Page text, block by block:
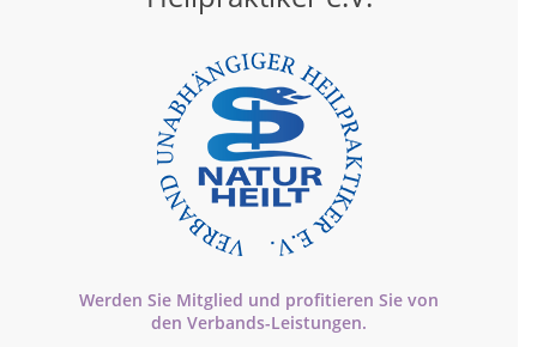
Werden Sie Mitglied und profitieren Sie von
den Verbands-Leistungen.